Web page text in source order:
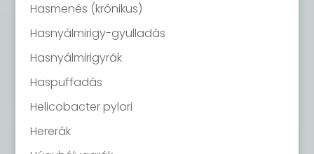
Hasmenés (krónikus)
Hasnyálmirigy-gyulladás
Hasnyálmirigyrák
Haspuffadás
Helicobacter pylori
Hererák